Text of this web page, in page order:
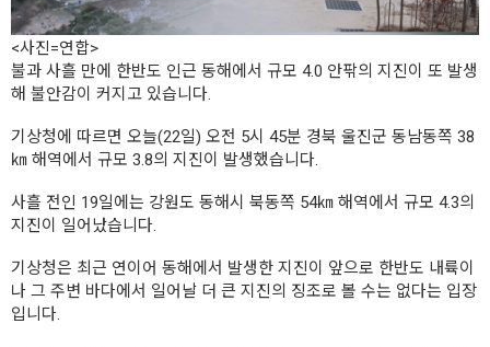
<사진=연합>
불과 사흘 만에 한반도 인근 동해에서 규모 4.0 안팎의 지진이 또 발생
해 불안감이 커지고 있습니다.
기상청에 따르면 오늘(22일) 오전 5시 45분 경북 울진군 동남동쪽 38
㎞ 해역에서 규모 3.8의 지진이 발생했습니다.
사흘 전인 19일에는 강원도 동해시 북동쪽 54㎞ 해역에서 규모 4.3의
지진이 일어났습니다.
기상청은 최근 연이어 동해에서 발생한 지진이 앞으로 한반도 내륙이
나 그 주변 바다에서 일어날 더 큰 지진의 징조로 볼 수는 없다는 입장
입니다.